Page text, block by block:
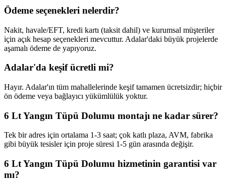
Ödeme seçenekleri nelerdir?
Nakit, havale/EFT, kredi kartı (taksit dahil) ve kurumsal müşteriler
için açık hesap seçenekleri mevcuttur. Adalar'daki büyük projelerde
aşamalı ödeme de yapıyoruz.
Adalar'da keşif ücretli mi?
Hayır. Adalar'ın tüm mahallelerinde keşif tamamen ücretsizdir; hiçbir
ön ödeme veya bağlayıcı yükümlülük yoktur.
6 Lt Yangın Tüpü Dolumu montajı ne kadar sürer?
Tek bir adres için ortalama 1-3 saat; çok katlı plaza, AVM, fabrika
gibi büyük tesisler için proje süresi 1-5 gün arasında değişir.
6 Lt Yangın Tüpü Dolumu hizmetinin garantisi var
mı?